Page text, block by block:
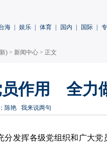
海 娱乐 体育 国内 国际
) > 新闻中心 > 正文
员作用 全力
陈艳 我来说两句
分发挥各级党组织和广大党